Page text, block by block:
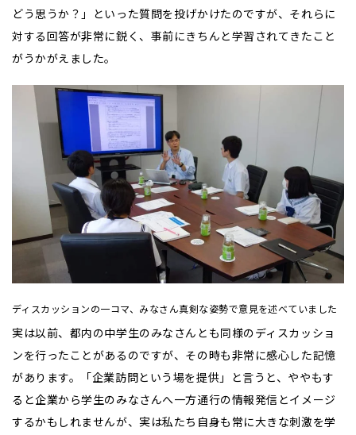
どう思うか？」といった質問を投げかけたのですが、それらに
対する回答が非常に鋭く、事前にきちんと学習されてきたこと
がうかがえました。
ディスカッションの一コマ、みなさん真剣な姿勢で意見を述べていました
実は以前、都内の中学生のみなさんとも同様のディスカッショ
ンを行ったことがあるのですが、その時も非常に感心した記憶
があります。「企業訪問という場を提供」と言うと、ややもす
ると企業から学生のみなさんへ一方通行の情報発信とイメージ
するかもしれませんが、実は私たち自身も常に大きな刺激を学